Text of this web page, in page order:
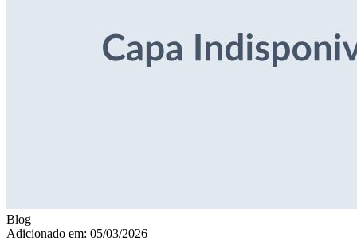
Blog
Adicionado em: 05/03/2026